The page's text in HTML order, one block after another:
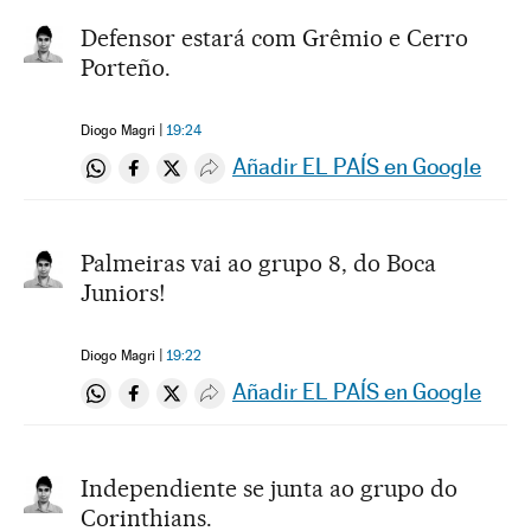
Defensor estará com Grêmio e Cerro
Porteño.
Diogo Magri 19:24
Compartir en Whatsapp
Compartir en Facebook
Compartir en Twitter
Desplegar Redes Sociales
Añadir EL PAÍS en Google
Palmeiras vai ao grupo 8, do Boca
Juniors!
Diogo Magri 19:22
Compartir en Whatsapp
Compartir en Facebook
Compartir en Twitter
Desplegar Redes Sociales
Añadir EL PAÍS en Google
Independiente se junta ao grupo do
Corinthians.